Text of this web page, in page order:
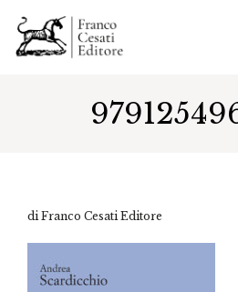
di Franco Cesati Editore